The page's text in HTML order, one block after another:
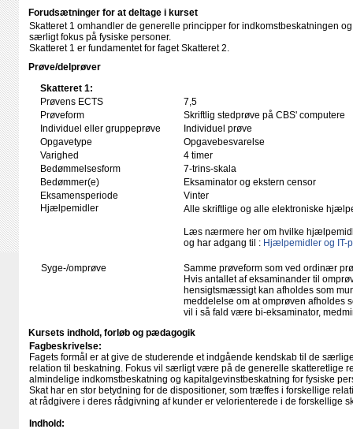
Forudsætninger for at deltage i kurset
Skatteret 1 omhandler de generelle principper for indkomstbeskatningen
særligt fokus på fysiske personer.
Skatteret 1 er fundamentet for faget Skatteret 2.
Prøve/delprøver
Skatteret 1:
Prøvens ECTS
7,5
Prøveform
Skriftlig stedprøve på CBS' computere
Individuel eller gruppeprøve
Individuel prøve
Opgavetype
Opgavebesvarelse
Varighed
4 timer
Bedømmelsesform
7-trins-skala
Bedømmer(e)
Eksaminator og ekstern censor
Eksamensperiode
Vinter
Hjælpemidler
Alle skriftlige og alle elektroniske
Læs nærmere her om hvilke
og har adgang til : Hjælpemidler og IT-
Syge-/omprøve
Samme prøveform som ved ordinær
Hvis antallet af eksaminander til
hensigtsmæssigt kan afholdes som
meddelelse om at omprøven afholdes
vil i så fald være bi-eksaminator,
Kursets indhold, forløb og pædagogik
Fagbeskrivelse:
Fagets formål er at give de studerende et indgående kendskab til de
relation til beskatning. Fokus vil særligt være på de generelle skatteretlige
almindelige indkomstbeskatning og kapitalgevinstbeskatning for fysiske
Skat har en stor betydning for de dispositioner, som træffes i forskellige
at rådgivere i deres rådgivning af kunder er velorienterede i de forskellige
Indhold: